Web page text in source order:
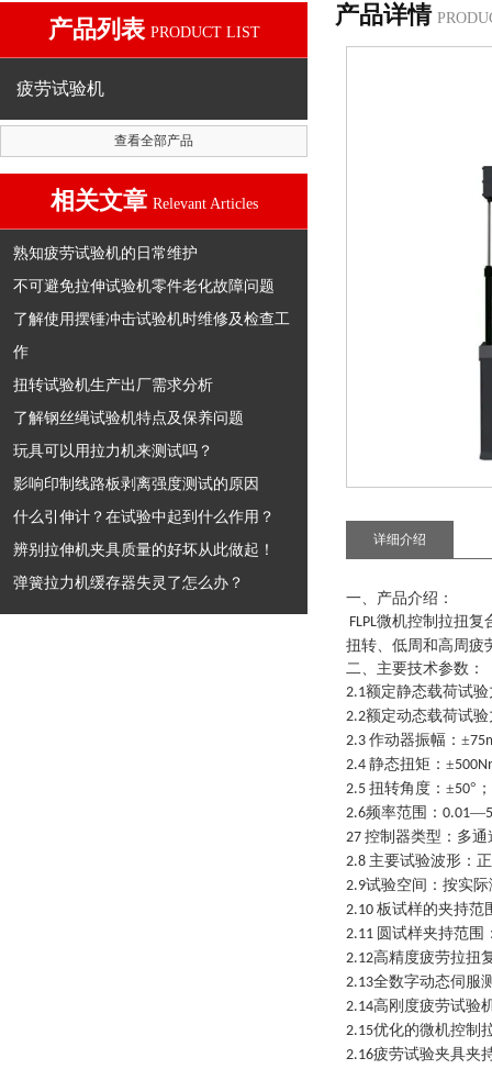
产品列表 PRODUCT LIST
疲劳试验机
查看全部产品
相关文章 Relevant Articles
熟知疲劳试验机的日常维护
不可避免拉伸试验机零件老化故障问题
了解使用摆锤冲击试验机时维修及检查工
作
扭转试验机生产出厂需求分析
了解钢丝绳试验机特点及保养问题
玩具可以用拉力机来测试吗？
影响印制线路板剥离强度测试的原因
什么引伸计？在试验中起到什么作用？
辨别拉伸机夹具质量的好坏从此做起！
弹簧拉力机缓存器失灵了怎么办？
产品详情
详细介绍
一、产品介绍 ：
FLPL微机控制拉扭复
扭转、低周和高周疲
二、主要技术参数：
2.1额定静态载荷试
2.2额定动态载荷试
2.3 作动器振幅：±
2.4 静态扭矩：±
2.5 扭转角度：±50°；
2.6频率范围： 0.01—
27 控制器类型：多
2.8 主要试验波形：
2.9试验空间：按实
2.10 板试样的夹持范
2.11 圆试样夹持范围
2.12高精度疲劳拉扭
2.13全数字动态伺服
2.14高刚度疲劳试验
2.15优化的微机控制
2.16疲劳试验夹具夹